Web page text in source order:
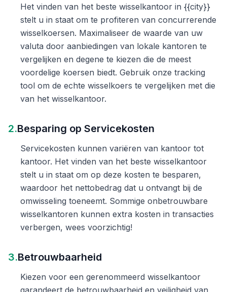
Het vinden van het beste wisselkantoor in {{city}}
stelt u in staat om te profiteren van concurrerende
wisselkoersen. Maximaliseer de waarde van uw
valuta door aanbiedingen van lokale kantoren te
vergelijken en degene te kiezen die de meest
voordelige koersen biedt. Gebruik onze tracking
tool om de echte wisselkoers te vergelijken met die
van het wisselkantoor.
2.Besparing op Servicekosten
Servicekosten kunnen variëren van kantoor tot
kantoor. Het vinden van het beste wisselkantoor
stelt u in staat om op deze kosten te besparen,
waardoor het nettobedrag dat u ontvangt bij de
omwisseling toeneemt. Sommige onbetrouwbare
wisselkantoren kunnen extra kosten in transacties
verbergen, wees voorzichtig!
3.Betrouwbaarheid
Kiezen voor een gerenommeerd wisselkantoor
garandeert de betrouwbaarheid en veiligheid van